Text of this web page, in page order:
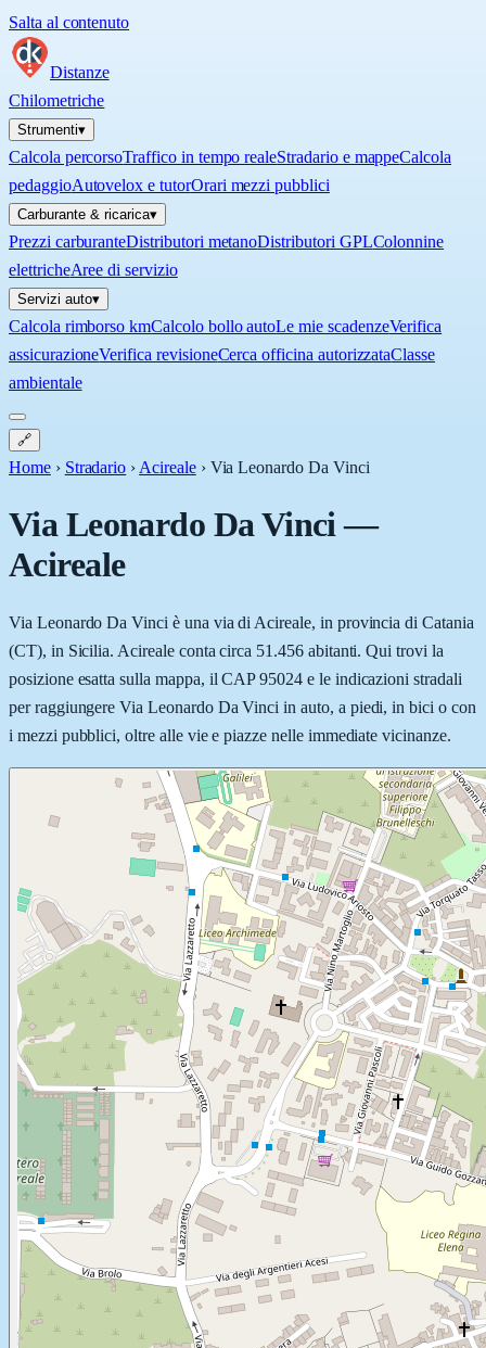
Salta al contenuto
Distanze
Chilometriche
Strumenti▾
Calcola percorsoTraffico in tempo realeStradario e mappeCalcola
pedaggioAutovelox e tutorOrari mezzi pubblici
Carburante & ricarica▾
Prezzi carburanteDistributori metanoDistributori GPLColonnine
elettricheAree di servizio
Servizi auto▾
Calcola rimborso kmCalcolo bollo autoLe mie scadenzeVerifica
assicurazioneVerifica revisioneCerca officina autorizzataClasse
ambientale
🔗
Home › Stradario › Acireale › Via Leonardo Da Vinci
Via Leonardo Da Vinci—
Acireale
Via Leonardo Da Vinci è una via di Acireale, in provincia di Catania
(CT), in Sicilia. Acireale conta circa 51.456 abitanti. Qui trovi la
posizione esatta sulla mappa, il CAP 95024 e le indicazioni stradali
per raggiungere Via Leonardo Da Vinci in auto, a piedi, in bici o con
i mezzi pubblici, oltre alle vie e piazze nelle immediate vicinanze.